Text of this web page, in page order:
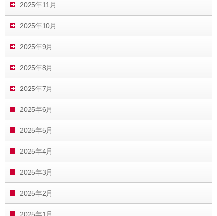
2025年11月
2025年10月
2025年9月
2025年8月
2025年7月
2025年6月
2025年5月
2025年4月
2025年3月
2025年2月
2025年1月